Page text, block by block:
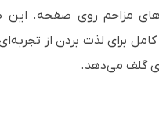
مزاحم روی صفحه. این
کامل برای لذت بردن از
گلف می‌دهد.